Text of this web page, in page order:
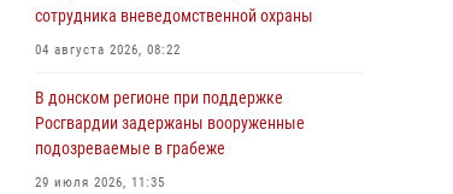
сотрудника вневедомственной охраны
04 августа 2026, 08:22
В донском регионе при поддержке
Росгвардии задержаны вооруженные
подозреваемые в грабеже
29 июля 2026, 11:35